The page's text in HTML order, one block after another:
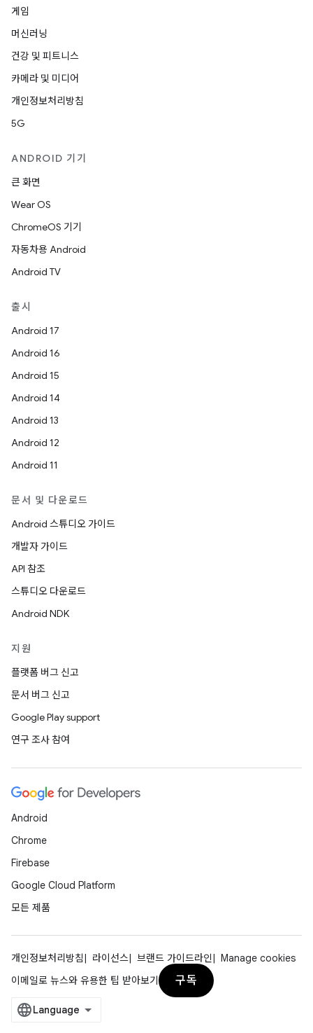
게임
머신러닝
건강 및 피트니스
카메라 및 미디어
개인정보처리방침
5G
ANDROID 기기
큰 화면
Wear OS
ChromeOS 기기
자동차용 Android
Android TV
출시
Android 17
Android 16
Android 15
Android 14
Android 13
Android 12
Android 11
문서 및 다운로드
Android 스튜디오 가이드
개발자 가이드
API 참조
스튜디오 다운로드
Android NDK
지원
플랫폼 버그 신고
문서 버그 신고
Google Play support
연구 조사 참여
Android
Chrome
Firebase
Google Cloud Platform
모든 제품
개인정보처리방침 라이선스 브랜드 가이드라인
Manage cookies
이메일로 뉴스와 유용한 팁 받아보기
구독